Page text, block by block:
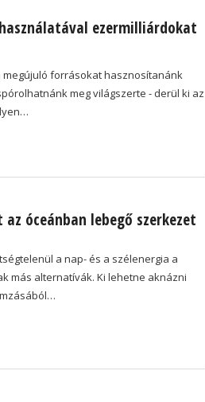
ezermilliárdokat
forrásokat hasznosítanánk
meg világszerte - derül ki az
óceánban lebegő szerkezet
a nap- és a szélenergia a
más alternatívák. Ki lehetne aknázni